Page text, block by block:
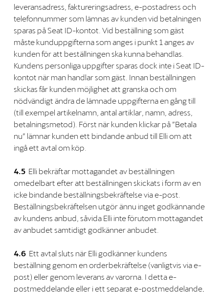
leveransadress, faktureringsadress, e-postadress och
telefonnummer som lämnas av kunden vid betalningen
sparas på Seat ID-kontot. Vid beställning som gäst
måste kunduppgifterna som anges i punkt 1 anges av
kunden för att beställningen ska kunna behandlas.
Kundens personliga uppgifter sparas dock inte i Seat ID-
kontot när man handlar som gäst. Innan beställningen
skickas får kunden möjlighet att granska och om
nödvändigt ändra de lämnade uppgifterna en gång till
(till exempel artikelnamn, antal artiklar, namn, adress,
betalningsmetod). Först när kunden klickar på ”Betala
nu” lämnar kunden ett bindande anbud till Elli om att
ingå ett avtal om köp.
4.5 Elli bekräftar mottagandet av beställningen
omedelbart efter att beställningen skickats i form av en
icke bindande beställningsbekräftelse via e-post.
Beställningsbekräftelsen utgör ännu inget godkännande
av kundens anbud, såvida Elli inte förutom mottagandet
av anbudet samtidigt godkänner anbudet.
4.6 Ett avtal sluts när Elli godkänner kundens
beställning genom en orderbekräftelse (vanligtvis via e-
post) eller genom leverans av varorna. I detta e-
postmeddelande eller i ett separat e-postmeddelande,